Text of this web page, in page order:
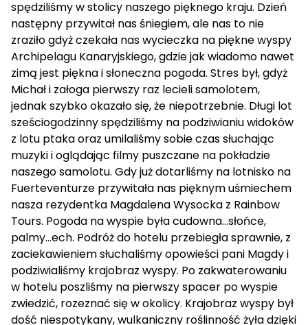
spędziliśmy w stolicy naszego pięknego kraju. Dzień
następny przywitał nas śniegiem, ale nas to nie
zraziło gdyż czekała nas wycieczka na piękne wyspy
Archipelagu Kanaryjskiego, gdzie jak wiadomo nawet
zimą jest piękna i słoneczna pogoda. Stres był, gdyż
Michał i załoga pierwszy raz lecieli samolotem,
jednak szybko okazało się, że niepotrzebnie. Długi lot
sześciogodzinny spędziliśmy na podziwianiu widoków
z lotu ptaka oraz umilaliśmy sobie czas słuchając
muzyki i oglądając filmy puszczane na pokładzie
naszego samolotu. Gdy już dotarliśmy na lotnisko na
Fuerteventurze przywitała nas pięknym uśmiechem
nasza rezydentka Magdalena Wysocka z Rainbow
Tours. Pogoda na wyspie była cudowna...słońce,
palmy...ech. Podróż do hotelu przebiegła sprawnie, z
zaciekawieniem słuchaliśmy opowieści pani Magdy i
podziwialiśmy krajobraz wyspy. Po zakwaterowaniu
w hotelu poszliśmy na pierwszy spacer po wyspie
zwiedzić, rozeznać się w okolicy. Krajobraz wyspy był
dość niespotykany, wulkaniczny roślinność żyła dzięki